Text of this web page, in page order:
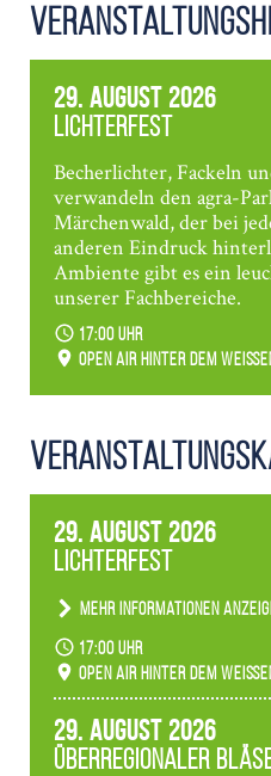
29. August 2026
Lichterfest
Becherlichter, Fackeln
verwandeln den agra-
Märchenwald, der bei
anderen Eindruck
Ambiente gibt es ein
unserer Fachbereiche.
17:00 Uhr
Open Air hinter dem
29. August 2026
Lichterfest
Mehr Informationen
Becherlichter, Fackeln
verwandeln den agra-
Märchenwald, der bei
Ambiente gibt es ein
unserer Fachbereiche.
17:00 Uhr
Open Air hinter dem
29. August 2026
Überregionaler